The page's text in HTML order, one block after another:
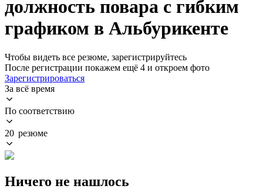
должность повара с гибким
графиком в Альбурикенте
Чтобы видеть все резюме, зарегистрируйтесь
После регистрации покажем ещё 4 и откроем фото
Зарегистрироваться
За всё время
По соответствию
20 резюме
Ничего не нашлось